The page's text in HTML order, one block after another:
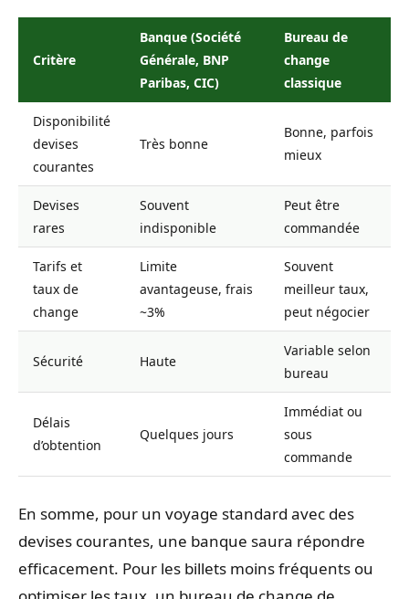
Critère
Banque (Société
Générale, BNP
Paribas, CIC)
Bureau de
change
classique
Disponibilité
devises
courantes
Très bonne
Bonne, parfois
mieux
Devises
rares
Souvent
indisponible
Peut être
commandée
Tarifs et
taux de
change
Limite
avantageuse, frais
~3%
Souvent
meilleur taux,
peut négocier
Sécurité Haute
Variable selon
bureau
Délais
d’obtention
Quelques jours
Immédiat ou
sous
commande
En somme, pour un voyage standard avec des
devises courantes, une banque saura répondre
efficacement. Pour les billets moins fréquents ou